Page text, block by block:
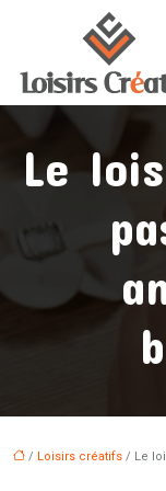
Le
/ Loisirs créatifs / Le